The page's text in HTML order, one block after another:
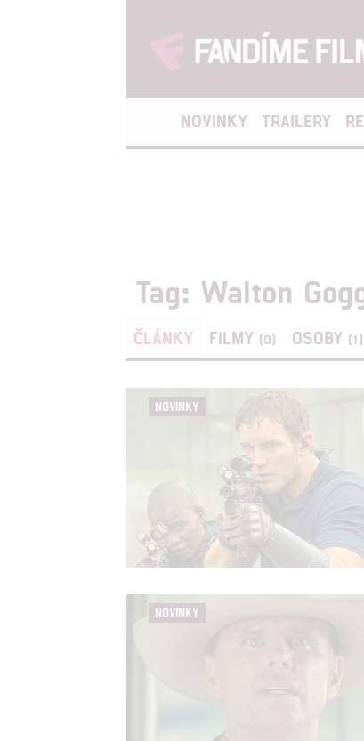
NOVINKY TRAILERY
Tag: Walton
ČLÁNKY FILMY (0) OSOBY (1)
NOVINKY
NOVINKY